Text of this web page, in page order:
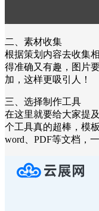
二、素材收集
根据策划内容去收集
得准确又有趣，图片
加，这样更吸引人！
三、选择制作工具
在这里就要给大家提
个工具真的超棒，模
word、PDF等文档，